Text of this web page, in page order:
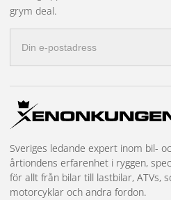
BriodLights utvecklar all optik
utan strökljus. Radiostörningar
billigare LED-belysning – är
EMC-konstruktion. Alla produkter
godkännanden.
grym deal.
postadress
Sveriges ledande expert inom bil-
årtiondens erfarenhet i ryggen,
för allt från bilar till lastbilar, ATVs,
motorcyklar och andra fordon.